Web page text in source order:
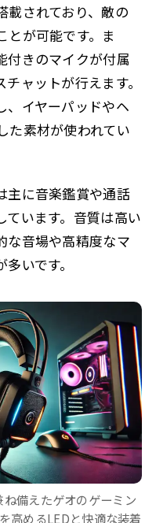
載されており、敵の
とが可能です。ま
付きのマイクが付属
ャットが行えます。
、イヤーパッドやヘ
た素材が使われてい
主に音楽鑑賞や通話
ています。音質は高い
な音場や高精度なマ
いです。
備えたゲオのゲーミン
高めるLEDと快適な装着